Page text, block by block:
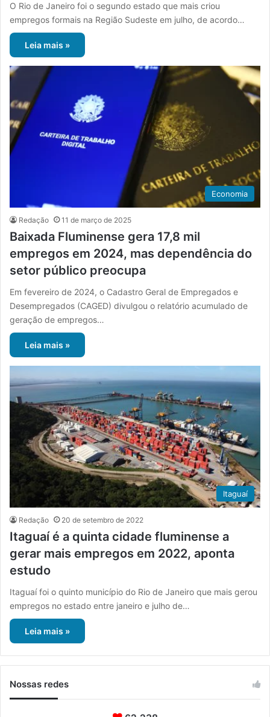
O Rio de Janeiro foi o segundo estado que mais criou
empregos formais na Região Sudeste em julho, de acordo…
Leia mais »
Economia
Redação 11 de março de 2025
Baixada Fluminense gera 17,8 mil
empregos em 2024, mas dependência do
setor público preocupa
Em fevereiro de 2024, o Cadastro Geral de Empregados e
Desempregados (CAGED) divulgou o relatório acumulado de
geração de empregos…
Leia mais »
Itaguaí
Redação 20 de setembro de 2022
Itaguaí é a quinta cidade fluminense a
gerar mais empregos em 2022, aponta
estudo
Itaguaí foi o quinto município do Rio de Janeiro que mais gerou
empregos no estado entre janeiro e julho de…
Leia mais »
Nossas redes